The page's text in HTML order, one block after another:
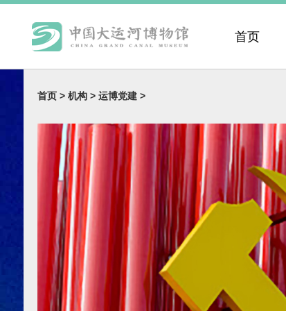
首页
首页 > 机构 > 运博党建 >